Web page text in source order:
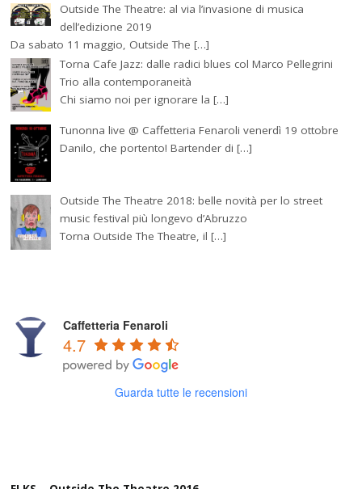
Outside The Theatre: al via l’invasione di musica
dell’edizione 2019
Da sabato 11 maggio, Outside The […]
Torna Cafe Jazz: dalle radici blues col Marco Pellegrini
Trio alla contemporaneità
Chi siamo noi per ignorare la […]
Tunonna live @ Caffetteria Fenaroli venerdì 19 ottobre
Danilo, che portento! Bartender di […]
Outside The Theatre 2018: belle novità per lo street
music festival più longevo d’Abruzzo
Torna Outside The Theatre, il […]
Caffetteria Fenaroli
4.7
Guarda tutte le recensioni